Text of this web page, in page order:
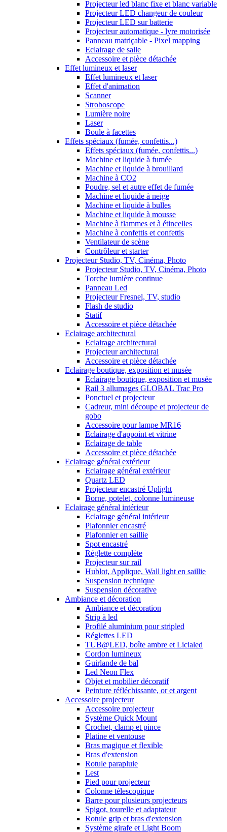
Projecteur led blanc fixe et blanc variable
Projecteur LED changeur de couleur
Projecteur LED sur batterie
Projecteur automatique - lyre motorisée
Panneau matriçable - Pixel mapping
Eclairage de salle
Accessoire et pièce détachée
Effet lumineux et laser
Effet lumineux et laser
Effet d'animation
Scanner
Stroboscope
Lumière noire
Laser
Boule à facettes
Effets spéciaux (fumée, confettis...)
Effets spéciaux (fumée, confettis...)
Machine et liquide à fumée
Machine et liquide à brouillard
Machine à CO2
Poudre, sel et autre effet de fumée
Machine et liquide à neige
Machine et liquide à bulles
Machine et liquide à mousse
Machine à flammes et à étincelles
Machine à confettis et confettis
Ventilateur de scène
Contrôleur et starter
Projecteur Studio, TV, Cinéma, Photo
Projecteur Studio, TV, Cinéma, Photo
Torche lumière continue
Panneau Led
Projecteur Fresnel, TV, studio
Flash de studio
Statif
Accessoire et pièce détachée
Eclairage architectural
Eclairage architectural
Projecteur architectural
Accessoire et pièce détachée
Eclairage boutique, exposition et musée
Eclairage boutique, exposition et musée
Rail 3 allumages GLOBAL Trac Pro
Ponctuel et projecteur
Cadreur, mini découpe et projecteur de
gobo
Accessoire pour lampe MR16
Eclairage d'appoint et vitrine
Eclairage de table
Accessoire et pièce détachée
Eclairage général extérieur
Eclairage général extérieur
Quartz LED
Projecteur encastré Uplight
Borne, potelet, colonne lumineuse
Eclairage général intérieur
Eclairage général intérieur
Plafonnier encastré
Plafonnier en saillie
Spot encastré
Réglette complète
Projecteur sur rail
Hublot, Applique, Wall light en saillie
Suspension technique
Suspension décorative
Ambiance et décoration
Ambiance et décoration
Strip à led
Profilé aluminium pour stripled
Réglettes LED
TUB@LED, boîte ambre et Licialed
Cordon lumineux
Guirlande de bal
Led Neon Flex
Objet et mobilier décoratif
Peinture réfléchissante, or et argent
Accessoire projecteur
Accessoire projecteur
Système Quick Mount
Crochet, clamp et pince
Platine et ventouse
Bras magique et flexible
Bras d'extension
Rotule parapluie
Lest
Pied pour projecteur
Colonne télescopique
Barre pour plusieurs projecteurs
Spigot, tourelle et adaptateur
Rotule grip et bras d'extension
Système girafe et Light Boom